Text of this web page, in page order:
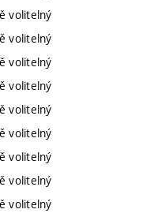
volitelný
volitelný
volitelný
volitelný
volitelný
volitelný
volitelný
volitelný
volitelný